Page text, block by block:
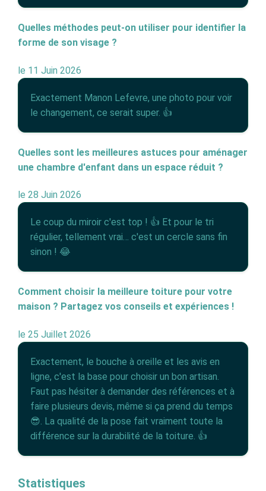
Quelles méthodes peut-on utiliser pour identifier la
forme de son visage ?
le 11 Juin 2026
Exactement Manon Lefevre, une photo pour voir
le changement, ce serait super. 👍
Quelles sont les meilleures astuces pour aménager
une chambre d'enfant dans un espace réduit ?
le 28 Juin 2026
Le coup du miroir c'est top ! 👍 Et pour le tri
régulier, tellement vrai… c'est un cercle sans fin
sinon ! 😂
Comment choisir la meilleure toiture pour votre
maison ? Partagez vos conseils et expériences !
le 25 Juillet 2026
Exactement, le bouche à oreille et les avis en
ligne, c'est la base pour choisir un bon artisan.
Faut pas hésiter à demander des références et à
faire plusieurs devis, même si ça prend du temps
😎. La qualité de la pose fait vraiment toute la
différence sur la durabilité de la toiture. 👍
Statistiques